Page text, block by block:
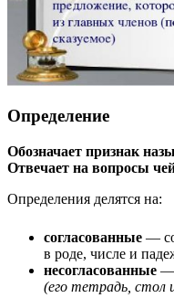
Определение
Обозначает признак
Отвечает на вопросы
Определения делятся на:
согласованные —
в роде, числе и
несогласованные —
(его тетрадь, стол